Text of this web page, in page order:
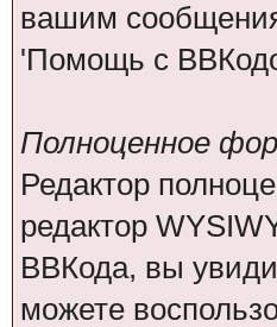
вашим
'Помощь с
Полноценное
Редактор
редактор
ВВКода, вы
можете